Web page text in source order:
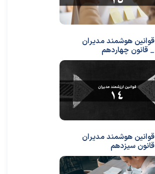
قوانین هوشمند مدیران
_ قانون چهاردهم
قوانین هوشمند مدیران
قانون سیزدهم